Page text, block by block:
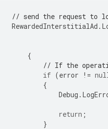
// send the request to
RewardedInterstitialAd .
{
// If the
if (error !=
{
Debug .
return ;
}